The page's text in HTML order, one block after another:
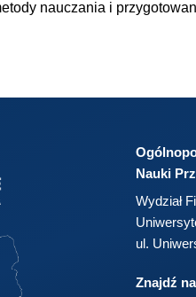
nauczania i
Nauki
Wydział
ul.
Znajdź